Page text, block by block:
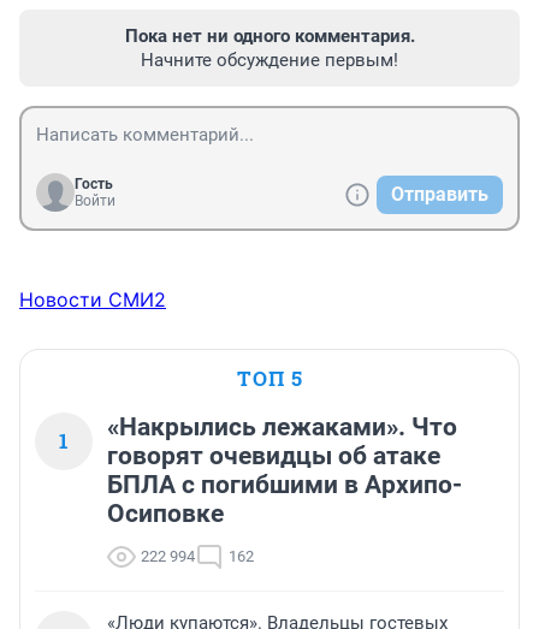
Пока нет ни одного комментария.
Начните обсуждение первым!
Гость
Войти
Отправить
Новости СМИ2
ТОП 5
1
«Накрылись лежаками». Что
говорят очевидцы об атаке
БПЛА с погибшими в Архипо-
Осиповке
222 994 162
«Люди купаются». Владельцы гостевых